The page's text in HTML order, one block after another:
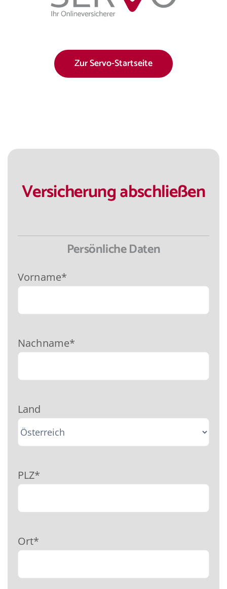
Downloads
Kontakt
Zur Servo-Startseite
Versicherung abschließen
Persönliche Daten
Vorname*
Nachname*
Land
PLZ*
Ort*